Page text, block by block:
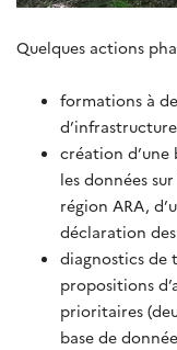
Quelques actions
formations à
création d’une
les données
région ARA,
déclaration
diagnostics de
propositions
prioritaires
base de